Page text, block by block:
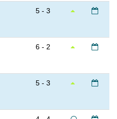
5 - 3
6 - 2
5 - 3